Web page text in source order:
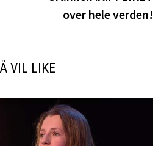
over hele verden!
VIL LIKE